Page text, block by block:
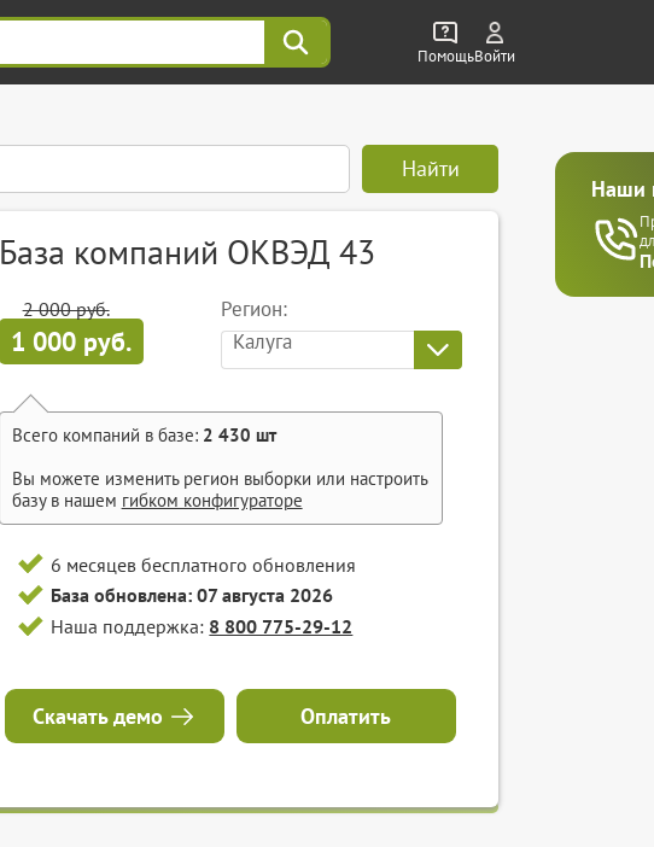
ПомощьВойти
Наши
Найти
База компаний ОКВЭД 43
2 000 руб.
1 000 руб.
Регион:
Калуга
Всего компаний в базе: 2 430 шт
Вы можете изменить регион выборки или настроить
базу в нашем гибком конфигураторе
6 месяцев бесплатного обновления
База обновлена: 07 августа 2026
Наша поддержка: 8 800 775-29-12
Скачать демо Оплатить